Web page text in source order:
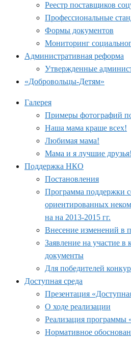
Реестр поставщиков
Профессиональные
Формы документов
Мониторинг
Административная реформа
Утвержденные
«Добровольцы-Детям»
Галерея
Примеры фотографий
Наша мама краше всех!
Любимая мама!
Мама и я лучшие друзья!
Поддержка НКО
Постановления
Программа поддержки
ориентированных
на на 2013-2015 гг.
Внесение изменений в
Заявление на участие
документы
Для победителей
Доступная среда
Презентация
О ходе реализации
Реализация программы
Нормативное